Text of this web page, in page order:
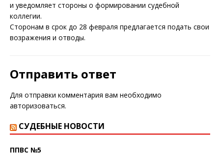
и уведомляет стороны о формировании судебной
коллегии.
Сторонам в срок до 28 февраля предлагается подать свои
возражения и отводы.
Отправить ответ
Для отправки комментария вам необходимо
авторизоваться.
СУДЕБНЫЕ НОВОСТИ
ППВС №5